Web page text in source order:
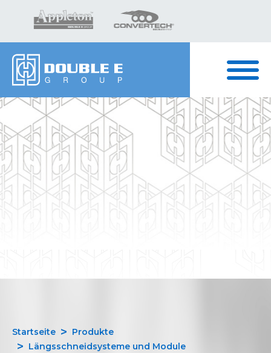
Startseite
Produkte
Längsschneidsysteme und Module